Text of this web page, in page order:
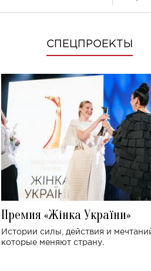
СПЕЦПРОЕКТЫ
Премия «Жінка України»
Истории силы, действия и
которые меняют страну.